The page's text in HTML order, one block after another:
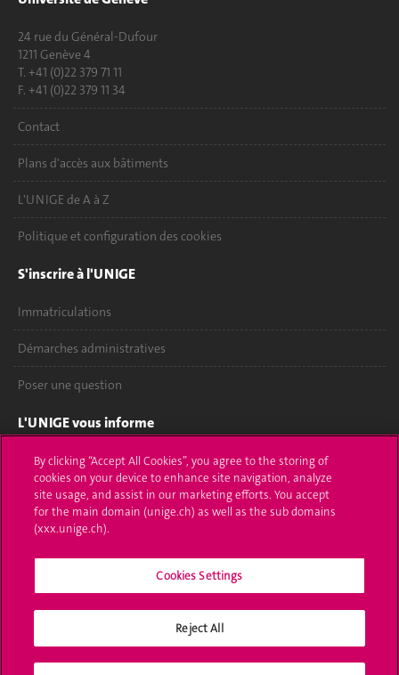
24 rue du Général-Dufour
1211 Genève 4
T. +41 (0)22 379 71 11
F. +41 (0)22 379 11 34
Contact
Plans d'accès aux bâtiments
L'UNIGE de A à Z
Politique et configuration des cookies
S'inscrire à l'UNIGE
Immatriculations
Démarches administratives
Poser une question
L'UNIGE vous informe
UNIGE Mobile
Médias
Offres d'emploi
Calendrier académique
Médias sociaux UNIGE
By clicking “Accept All Cookies”, you agree to the storing of
cookies on your device to enhance site navigation, analyze
site usage, and assist in our marketing efforts. You accept
for the main domain (unige.ch) as well as the sub domains
(xxx.unige.ch).
Cookies Settings
Reject All